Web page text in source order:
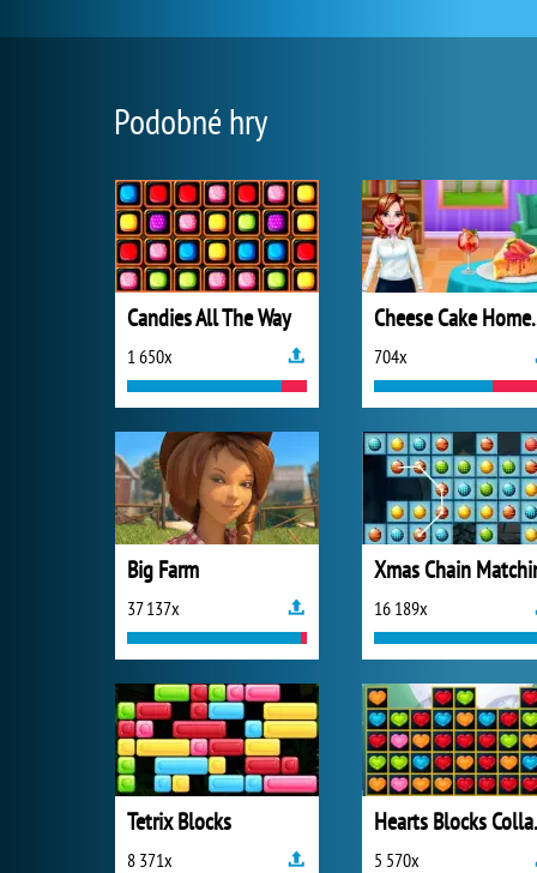
Podobné hry
Candies All The Way
1 650x
Cheese
704x
Big Farm
37 137x
Xmas Chain
16 189x
Tetrix Blocks
8 371x 5 570x